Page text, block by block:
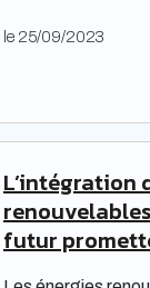
générosité en
main à la poche
le 25/09/2023
L’intégration
futur